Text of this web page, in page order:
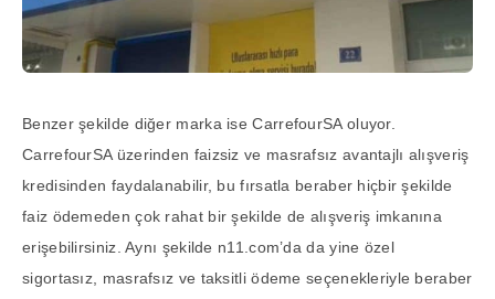
Benzer şekilde diğer marka ise CarrefourSA oluyor.
CarrefourSA üzerinden faizsiz ve masrafsız avantajlı alışveriş
kredisinden faydalanabilir, bu fırsatla beraber hiçbir şekilde
faiz ödemeden çok rahat bir şekilde de alışveriş imkanına
erişebilirsiniz. Aynı şekilde n11.com’da da yine özel
sigortasız, masrafsız ve taksitli ödeme seçenekleriyle beraber